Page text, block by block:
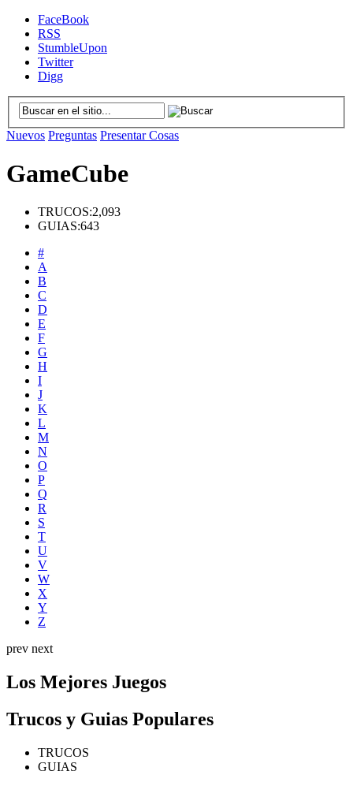
FaceBook
RSS
StumbleUpon
Twitter
Digg
Nuevos Preguntas Presentar Cosas
GameCube
TRUCOS:2,093
GUIAS:643
#
A
B
C
D
E
F
G
H
I
J
K
L
M
N
O
P
Q
R
S
T
U
V
W
X
Y
Z
prev next
Los Mejores Juegos
Trucos y Guias Populares
TRUCOS
GUIAS